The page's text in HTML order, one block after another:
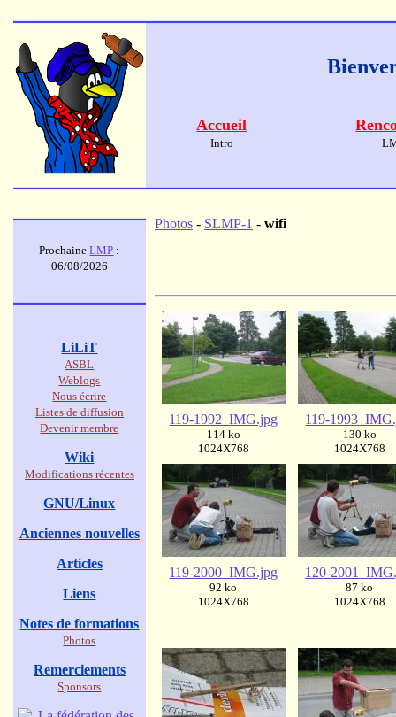
Accueil
Intro
Photos - SLMP-1 - wifi
119-1992_IMG.jpg
114 ko
1024X768
119-
130 ko
1024X768
119-2000_IMG.jpg
92 ko
1024X768
120-
87 ko
1024X768
ProchaineLMP :
06/08/2026
LiLiT
ASBL
Weblogs
Nous écrire
Listes de diffusion
Devenir membre
Wiki
Modifications récentes
GNU/Linux
Anciennes nouvelles
Articles
Liens
Notes de formations
Photos
Remerciements
Sponsors